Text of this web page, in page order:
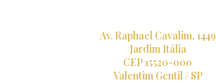
Av. Raphael Cavalim, 1449
Jardim Itália
CEP 15520-000
Valentim Gentil / SP